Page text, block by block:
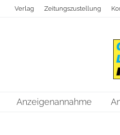
Verlag Zeitungszustellung
Anzeigenannahme